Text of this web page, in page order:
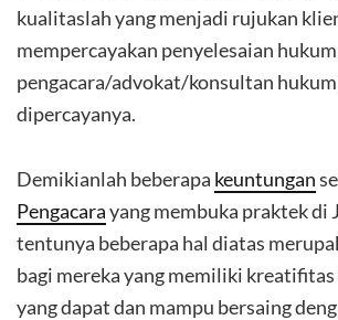
kualitaslah yang menjadi rujukan
mempercayakan penyelesaian
pengacara/advokat/konsultan
dipercayanya.
Demikianlah beberapa keuntungan
Pengacarayang membuka praktek di
tentunya beberapa hal diatas
bagi mereka yang memiliki
yang dapat dan mampu bersaing